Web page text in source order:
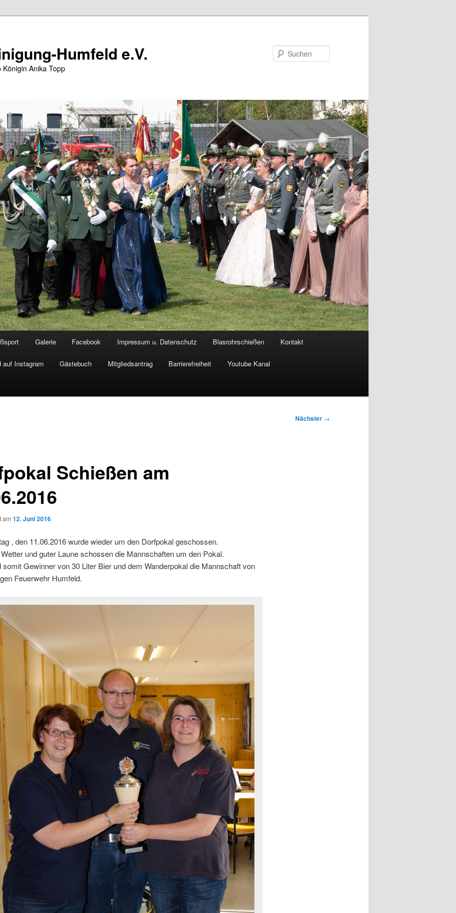
Humfeld e.V.
Anika Topp
Galerie Facebook Impressum u. Datenschutz Blasrohrschießen Kontakt
auf Instagram Gästebuch Mitgliedsantrag Barrierefreiheit Youtube Kanal
Nächster →
Schießen am
am 12. Juni 2016
, den 11.06.2016 wurde wieder um den Dorfpokal geschossen.
und guter Laune schossen die Mannschaften um den Pokal.
somit Gewinner von 30 Liter Bier und dem Wanderpokal die Mannschaft von
Feuerwehr Humfeld.